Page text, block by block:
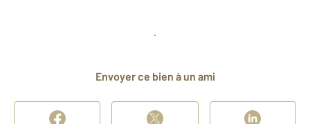
Envoyer ce bien à un ami